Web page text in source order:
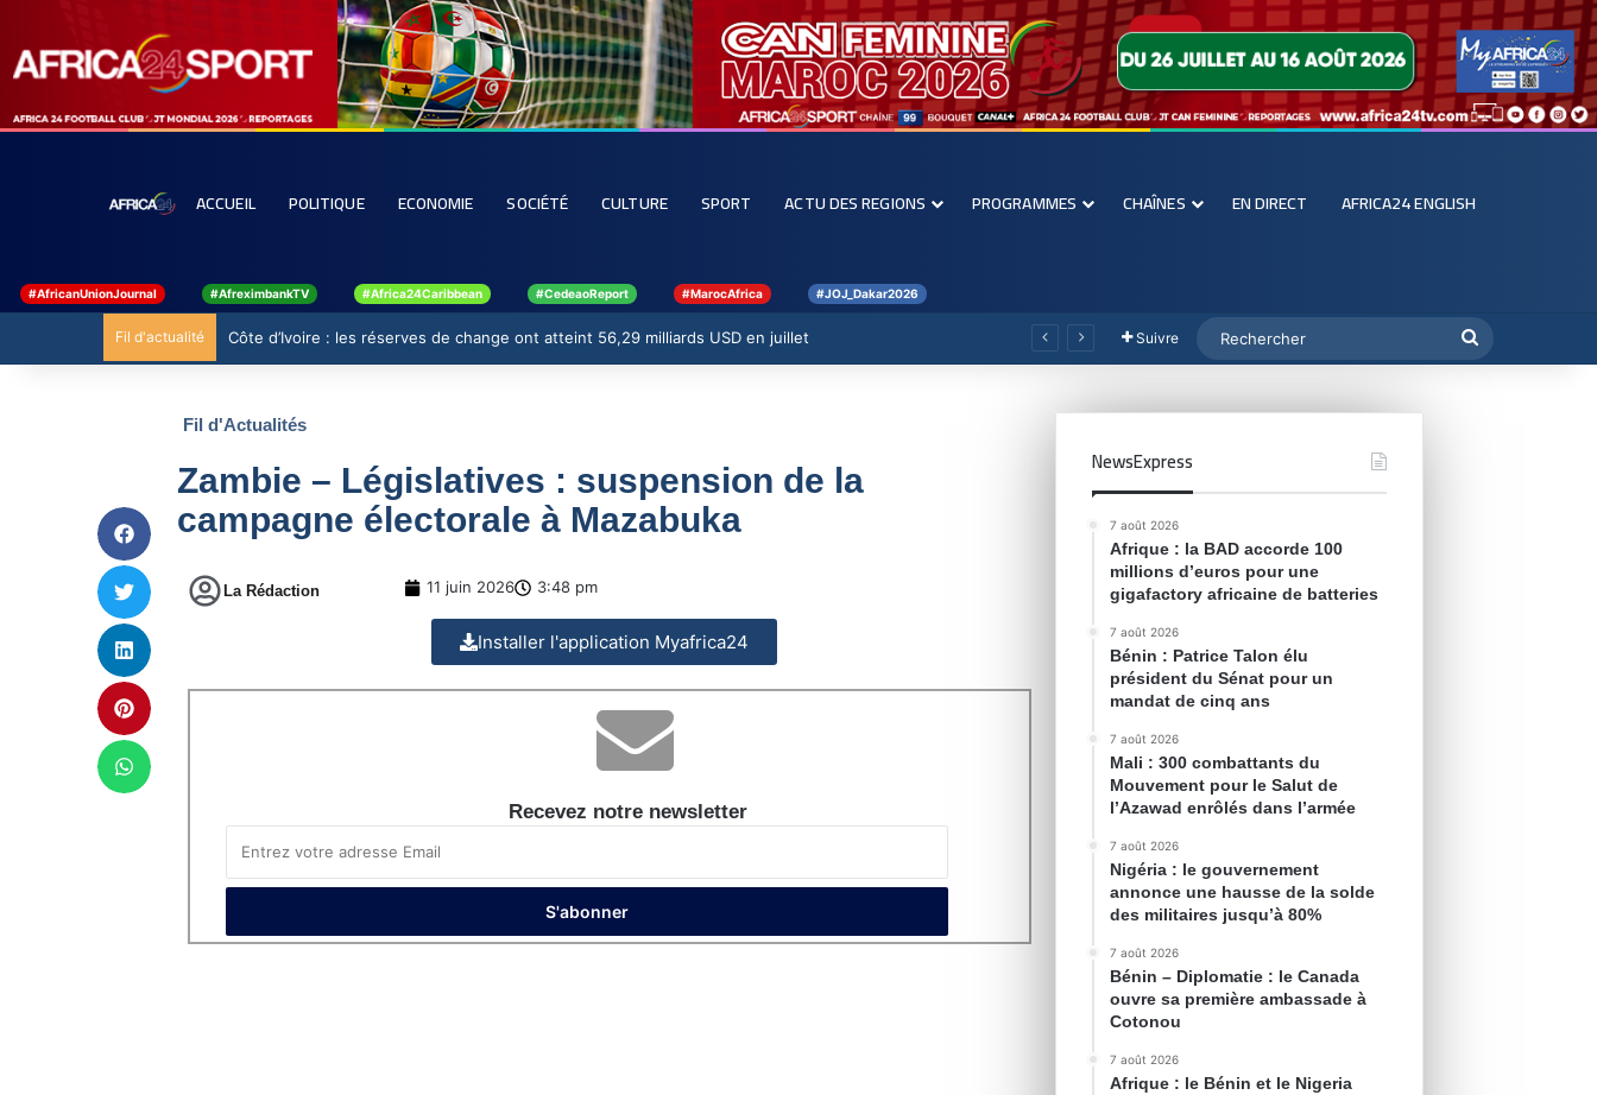
ACCUEIL POLITIQUE ECONOMIE SOCIÉTÉ CULTURE SPORT ACTU DES REGIONS PROGRAMMES CHAÎNES EN DIRECT AFRICA24 ENGLISH
#AfricanUnionJournal #AfreximbankTV #Africa24Caribbean #CedeaoReport #MarocAfrica #JOJ_Dakar2026
Fil d'actualité Côte d’Ivoire : les réserves de change ont atteint 56,29 milliards USD en juillet Suivre
Fil d'Actualités
Zambie – Législatives : suspension de la
campagne électorale à Mazabuka
La Rédaction 11 juin 2026 3:48 pm
Installer l'application Myafrica24
Recevez notre newsletter
NewsExpress
7 août 2026
Afrique : la BAD accorde 100
millions d’euros pour une
gigafactory africaine de batteries
7 août 2026
Bénin : Patrice Talon élu
président du Sénat pour un
mandat de cinq ans
7 août 2026
Mali : 300 combattants du
Mouvement pour le Salut de
l’Azawad enrôlés dans l’armée
7 août 2026
Nigéria : le gouvernement
annonce une hausse de la solde
des militaires jusqu’à 80%
7 août 2026
Bénin – Diplomatie : le Canada
ouvre sa première ambassade à
Cotonou
7 août 2026
Afrique : le Bénin et le Nigeria